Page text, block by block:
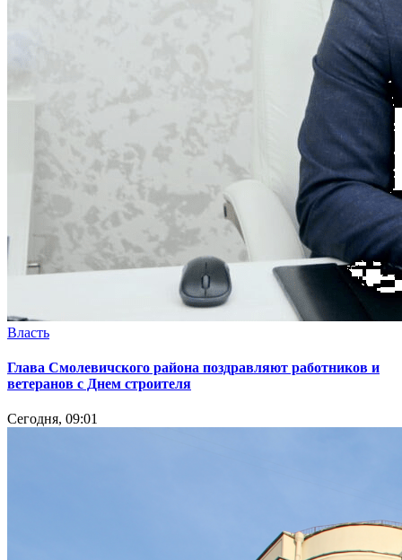
Власть
Глава Смолевичского района поздравляют работников и
ветеранов с Днем строителя
Сегодня, 09:01